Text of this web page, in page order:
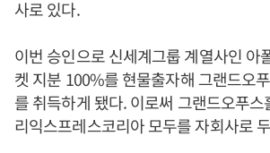
사로 있다.
이번 승인으로 신세계그룹 계열사인 아
켓 지분 100%를 현물출자해 그랜드오
를 취득하게 됐다. 이로써 그랜드오푸
리익스프레스코리아 모두를 자회사로